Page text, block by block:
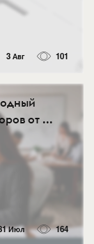
3 Авг 101
от ...
Июл 164